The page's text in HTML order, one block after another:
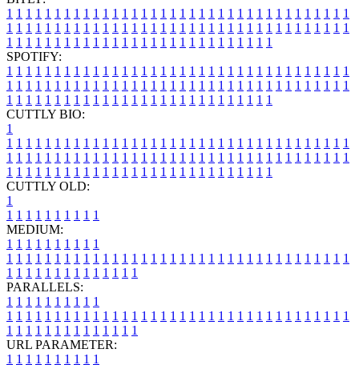
1 1 1 1 1 1 1 1 1 1 1 1 1 1 1 1 1 1 1 1 1 1 1 1 1 1 1 1 1 1 1 1 1 1 1 1
1 1 1 1 1 1 1 1 1 1 1 1 1 1 1 1 1 1 1 1 1 1 1 1 1 1 1 1 1 1 1 1 1 1 1 1
1 1 1 1 1 1 1 1 1 1 1 1 1 1 1 1 1 1 1 1 1 1 1 1 1 1 1 1
SPOTIFY:
1 1 1 1 1 1 1 1 1 1 1 1 1 1 1 1 1 1 1 1 1 1 1 1 1 1 1 1 1 1 1 1 1 1 1 1
1 1 1 1 1 1 1 1 1 1 1 1 1 1 1 1 1 1 1 1 1 1 1 1 1 1 1 1 1 1 1 1 1 1 1 1
1 1 1 1 1 1 1 1 1 1 1 1 1 1 1 1 1 1 1 1 1 1 1 1 1 1 1 1
CUTTLY BIO:
1
1 1 1 1 1 1 1 1 1 1 1 1 1 1 1 1 1 1 1 1 1 1 1 1 1 1 1 1 1 1 1 1 1 1 1 1
1 1 1 1 1 1 1 1 1 1 1 1 1 1 1 1 1 1 1 1 1 1 1 1 1 1 1 1 1 1 1 1 1 1 1 1
1 1 1 1 1 1 1 1 1 1 1 1 1 1 1 1 1 1 1 1 1 1 1 1 1 1 1 1
CUTTLY OLD:
1
1 1 1 1 1 1 1 1 1 1
MEDIUM:
1 1 1 1 1 1 1 1 1 1
1 1 1 1 1 1 1 1 1 1 1 1 1 1 1 1 1 1 1 1 1 1 1 1 1 1 1 1 1 1 1 1 1 1 1 1
1 1 1 1 1 1 1 1 1 1 1 1 1 1
PARALLELS:
1 1 1 1 1 1 1 1 1 1
1 1 1 1 1 1 1 1 1 1 1 1 1 1 1 1 1 1 1 1 1 1 1 1 1 1 1 1 1 1 1 1 1 1 1 1
1 1 1 1 1 1 1 1 1 1 1 1 1 1
URL PARAMETER:
1 1 1 1 1 1 1 1 1 1